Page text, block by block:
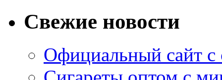
Свежие новости
Официальный сайт